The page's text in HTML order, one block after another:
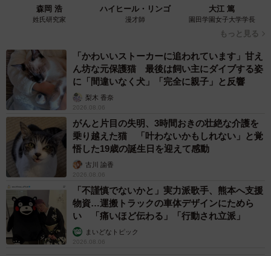
続けて「泣いている赤ちゃんを連れた母親の前に割り込む
なボケが！」「あたしの店にお前のような客は要らねぇ
わ！」「別の店に行きな！」と怒涛の勢いで男性に怒りを
ぶつけるのでした。そして通りすがりのモールの警備員に
も監視される中、男性は悔しそうな表情を浮かべながら、
そのまま店を後にします。
森岡 浩
姓氏研究家
ハイヒール・リンゴ
漫才師
大江 篤
園田学園女子大学学長
もっと見る
「かわいいストーカーに追われています」甘え
ん坊な元保護猫 最後は飼い主にダイブする姿
に「間違いなく犬」「完全に親子」と反響
梨木 香奈
2026.08.06
がんと片目の失明、3時間おきの壮絶な介護を
乗り越えた猫 「叶わないかもしれない」と覚
悟した19歳の誕生日を迎えて感動
古川 諭香
2026.08.06
「不謹慎でないかと」実力派歌手、熊本へ支援
物資…運搬トラックの車体デザインにためら
い 「痛いほど伝わる」「行動され立派」
まいどなトピック
2026.08.06